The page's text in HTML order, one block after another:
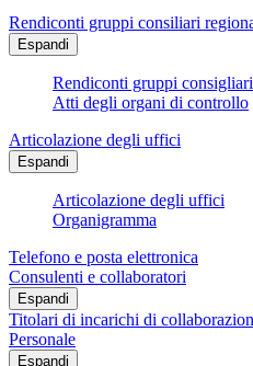
Rendiconti gruppi consiliari
Espandi
Rendiconti gruppi consigliari
Atti degli organi di controllo
Articolazione degli uffici
Espandi
Articolazione degli uffici
Organigramma
Telefono e posta elettronica
Consulenti e collaboratori
Espandi
Titolari di incarichi di
Personale
Espandi